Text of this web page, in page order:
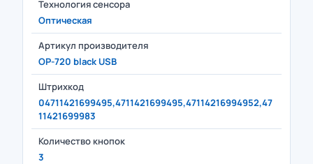
Технология сенсора
Оптическая
Артикул производителя
OP-720 black USB
Штрихкод
04711421699495,4711421699495,47114216994952,47
11421699983
Количество кнопок
3